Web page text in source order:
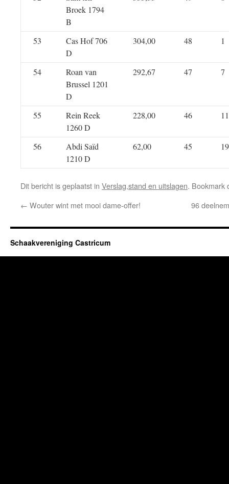
Broek 1794
B
53
Cas Hof 706
D
304,00 48 1
54
Roan van
Brussel 1201
D
292,67 47 7
55
Rein Reek
1260 D
228,00 46 11
56
Abdi Saïd
1210 D
62,00 45 19
Dit bericht is geplaatst in Verslag,stand en uitslagen. Bookmark
← Wouter wint met mooi dame-offer! 96
Schaakvereniging Castricum